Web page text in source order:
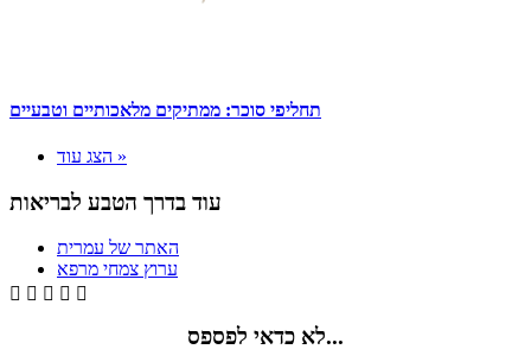
תחליפי סוכר: ממתיקים מלאכותיים וטבעיים
הצג עוד »
עוד בדרך הטבע לבריאות
האתר של עמרית
ערוץ צמחי מרפא
    
לא כדאי לפספס...